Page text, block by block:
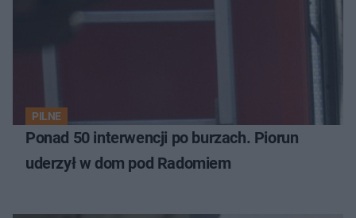
PILNE
Ponad 50 interwencji po burzach. Piorun
uderzył w dom pod Radomiem